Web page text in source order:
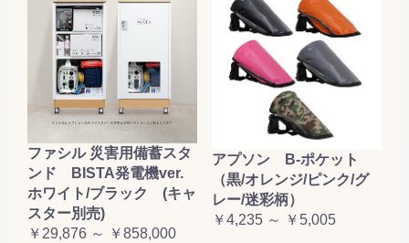
ファシル 災害用備蓄スタ
ンド BISTA発電機ver.
ホワイト/ブラック (キャ
スター別売)
￥29,876 ～ ￥858,000
アプソン B-ポケット
（黒/オレンジ/ピンク/グ
レー/迷彩柄）
￥4,235 ～ ￥5,005